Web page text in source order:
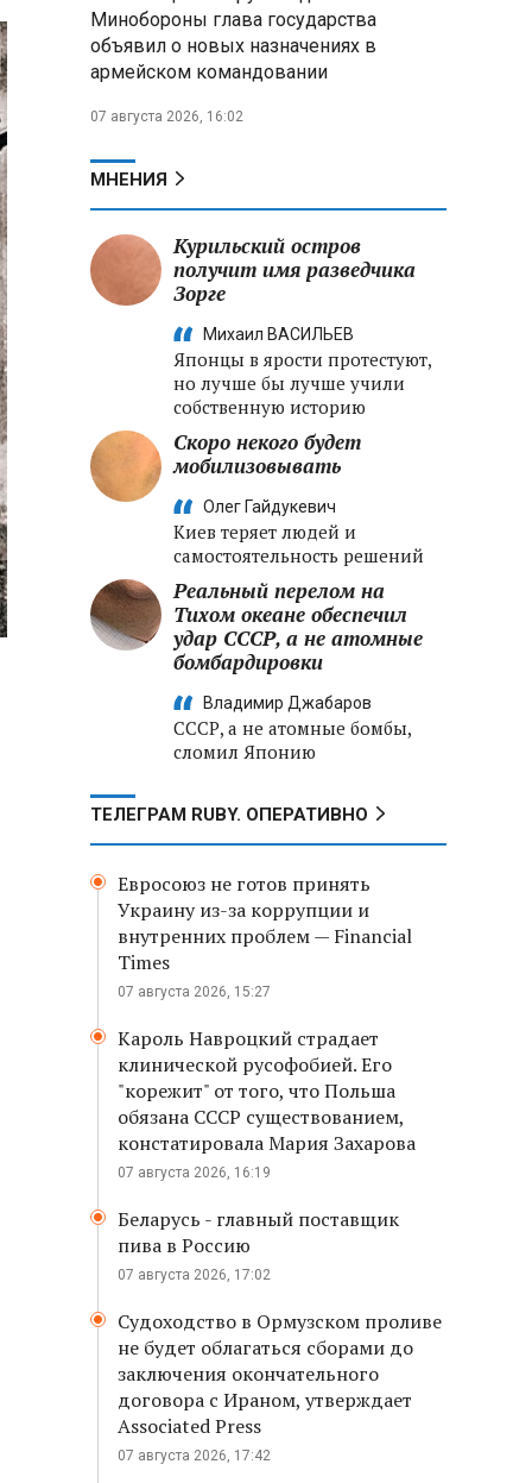
Хотите «собирать сливки» в
городах — отвечайте и за
отдалённые деревни
Минобороны РФ: установлен
Харьковской области
криптообменников в «Москва-
Сити», через которую
украинские call-центры
Минобороны глава государства
объявил о новых назначениях в
армейском командовании
07 августа 2026, 16:02
МНЕНИЯ
Курильский остров
получит имя разведчика
Зорге
Михаил ВАСИЛЬЕВ
Японцы в ярости протестуют,
но лучше бы лучше учили
собственную историю
Скоро некого будет
мобилизовывать
Олег Гайдукевич
Киев теряет людей и
самостоятельность решений
Реальный перелом на
Тихом океане обеспечил
удар СССР, а не атомные
бомбардировки
Владимир Джабаров
СССР, а не атомные бомбы,
сломил Японию
ТЕЛЕГРАМ RUBY. ОПЕРАТИВНО
Евросоюз не готов принять
Украину из-за коррупции и
внутренних проблем — Financial
Times
07 августа 2026, 15:27
Кароль Навроцкий страдает
клинической русофобией. Его
"корежит" от того, что Польша
обязана СССР существованием,
констатировала Мария Захарова
07 августа 2026, 16:19
Беларусь - главный поставщик
пива в Россию
07 августа 2026, 17:02
Судоходство в Ормузском проливе
не будет облагаться сборами до
заключения окончательного
договора с Ираном, утверждает
Associated Press
07 августа 2026, 17:42